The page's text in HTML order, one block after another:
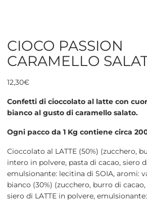
CIOCO PASSION
CARAMELLO
12,30€
Confetti di cioccolato al latte con
bianco al gusto di caramello salato.
Ogni pacco da 1 Kg contiene circa
Cioccolato al LATTE (50%) (zucchero,
intero in polvere, pasta di cacao, siero
emulsionante: lecitina di SOIA, aromi:
bianco (30%) (zucchero, burro di cacao,
siero di LATTE in polvere,